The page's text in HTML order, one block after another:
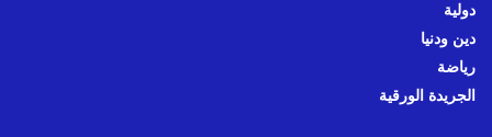
دولية
دين ودنيا
رياضة
الجريدة الورقية